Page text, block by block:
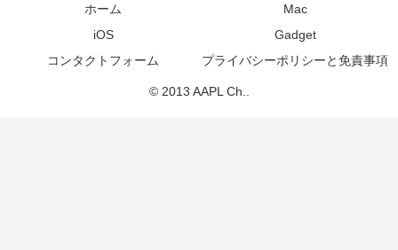
ホーム
Mac
iOS
Gadget
コンタクトフォーム
プライバシーポリシーと免責事項
© 2013 AAPL Ch..